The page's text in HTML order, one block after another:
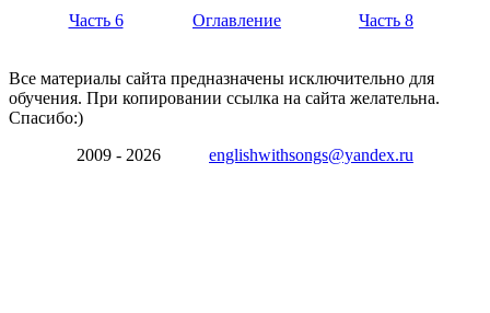
Часть 6 Оглавление Часть 8
Все материалы сайта предназначены исключительно для
обучения. При копировании ссылка на сайта желательна.
Спасибо:)
2009 - 2026 englishwithsongs@yandex.ru